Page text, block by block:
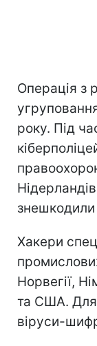
Операція з
року. Під
знешкодили
Хакери
Норвегії,
та США. Для
віруси-